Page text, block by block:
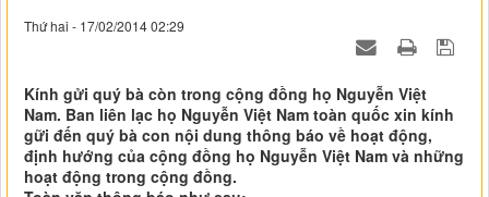
Thứ hai - 17/02/2014 02:29
Kính gửi quý bà còn trong cộng đồng họ Nguyễn Việt
Nam. Ban liên lạc họ Nguyễn Việt Nam toàn quốc xin kính
gữi đến quý bà con nội dung thông báo về hoạt động,
định hướng của cộng đồng họ Nguyễn Việt Nam và những
hoạt động trong cộng đồng.